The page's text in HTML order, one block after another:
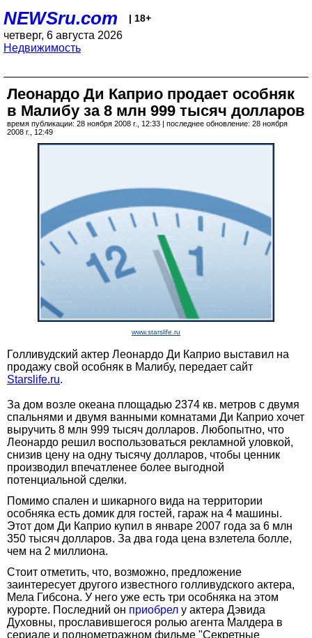
NEWSru.com | 18+
четверг, 6 августа 2026
Недвижимость
Леонардо Ди Каприо продает особняк
в Малибу за 8 млн 999 тысяч долларов
время публикации: 28 ноября 2008 г., 12:33 | последнее обновление: 28 ноября
2008 г., 12:49
www.starslife.ru
Голливудский актер Леонардо Ди Каприо выставил на
продажу свой особняк в Малибу, передает сайт
Starslife.ru.
За дом возле океана площадью 2374 кв. метров с двумя
спальнями и двумя ванными комнатами Ди Каприо хочет
выручить 8 млн 999 тысяч долларов. Любопытно, что
Леонардо решил воспользоваться рекламной уловкой,
снизив цену на одну тысячу долларов, чтобы ценник
производил впечатленее более выгодной
потенциальной сделки.
Помимо спален и шикарного вида на территории
особняка есть домик для гостей, гараж на 4 машины.
Этот дом Ди Каприо купил в январе 2007 года за 6 млн
350 тысяч долларов. За два года цена взлетела болле,
чем на 2 миллиона.
Стоит отметить, что, возможно, предложение
заинтересует другого известного голливудского актера,
Мела Гибсона. У него уже есть три особняка на этом
курорте. Последний он приобрел у актера Дэвида
Духовны, прославившегося ролью агента Малдера в
сериале и полнометражном фильме "Секретные